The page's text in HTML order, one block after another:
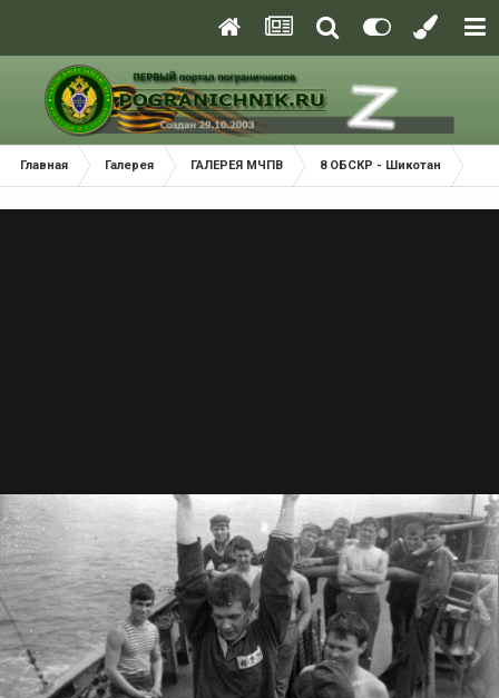
Главная Галерея ГАЛЕРЕЯ МЧПВ 8 ОБСКР - Шикотан